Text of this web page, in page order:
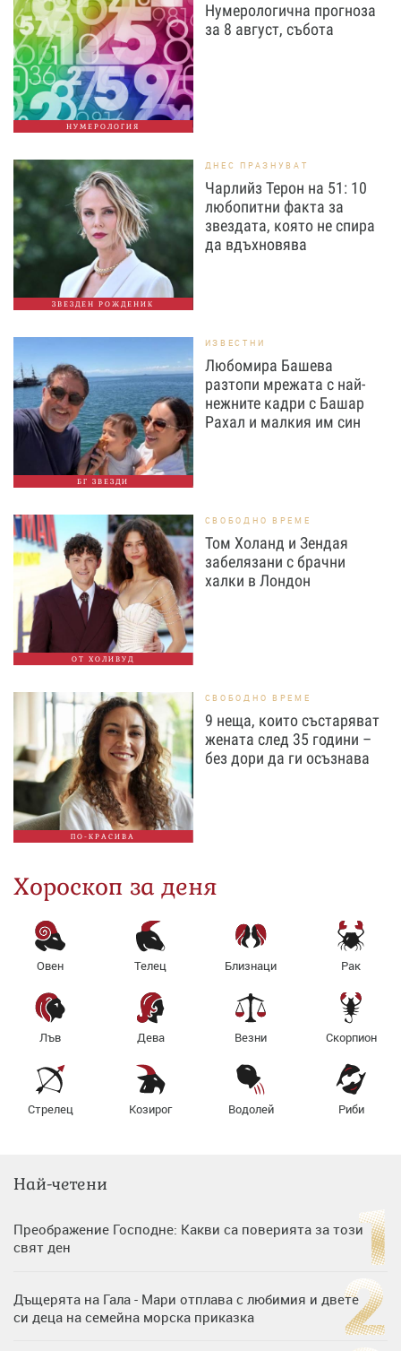
НУМЕРОЛОГИЯ
Нумерологична прогноза
за 8 август, събота
ЗВЕЗДЕН РОЖДЕНИК
ДНЕС ПРАЗНУВАТ
Чарлийз Терон на 51: 10
любопитни факта за
звездата, която не спира
да вдъхновява
БГ ЗВЕЗДИ
ИЗВЕСТНИ
Любомира Башева
разтопи мрежата с най-
нежните кадри с Башар
Рахал и малкия им син
ОТ ХОЛИВУД
СВОБОДНО ВРЕМЕ
Том Холанд и Зендая
забелязани с брачни
халки в Лондон
ПО-КРАСИВА
СВОБОДНО ВРЕМЕ
9 неща, които състаряват
жената след 35 години –
без дори да ги осъзнава
Хороскоп за деня
Овен Телец Близнаци Рак
Лъв Дева Везни Скорпион
Стрелец Козирог Водолей Риби
Най-четени
Преображение Господне: Какви са поверията за този
свят ден
Дъщерята на Гала - Мари отплава с любимия и двете
си деца на семейна морска приказка